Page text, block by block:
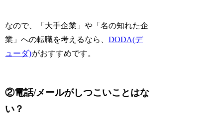
なので、「大手企業」や「名の知れた企
業」への転職を考えるなら、DODA(デ
ューダ)がおすすめです。
②電話/メールがしつこいことはな
い？